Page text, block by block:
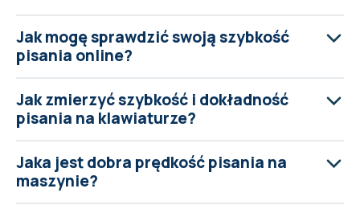
Jak mogę sprawdzić swoją szybkość
pisania online?
Jak zmierzyć szybkość i dokładność
pisania na klawiaturze?
Jaka jest dobra prędkość pisania na
maszynie?